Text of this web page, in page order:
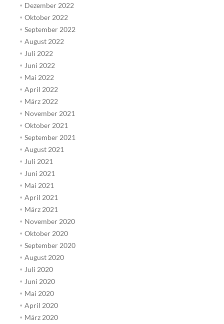
Dezember 2022
Oktober 2022
September 2022
August 2022
Juli 2022
Juni 2022
Mai 2022
April 2022
März 2022
November 2021
Oktober 2021
September 2021
August 2021
Juli 2021
Juni 2021
Mai 2021
April 2021
März 2021
November 2020
Oktober 2020
September 2020
August 2020
Juli 2020
Juni 2020
Mai 2020
April 2020
März 2020